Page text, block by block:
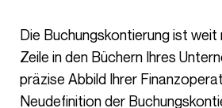
Die Buchungskontierung ist weit mehr als nur eine
Zeile in den Büchern Ihres
präzise Abbild Ihrer
Neudefinition der